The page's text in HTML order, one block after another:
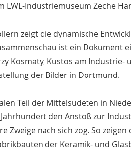
LWL-Industriemuseum Zeche
zeigt die dynamische
ist ein Dokument
Kosmaty, Kustos am Industrie-
der Bilder in Dortmund.
Teil der Mittelsudeten in
den Anstoß zur
Zweige nach sich zog. So
der Keramik- und